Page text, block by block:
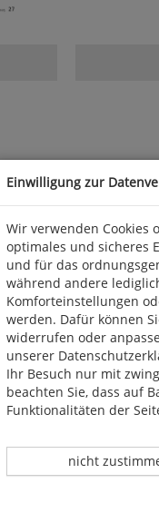
die Welt
Sportunterricht für
Dabei
Beitrag.
Einwilligung zur
Wir verwenden Cookies
optimales und sicheres
und für das
während andere
Komforteinstellungen
werden. Dafür können
widerrufen oder
unserer
Ihr Besuch nur mit
beachten Sie, dass auf
Funktionalitäten der
nicht